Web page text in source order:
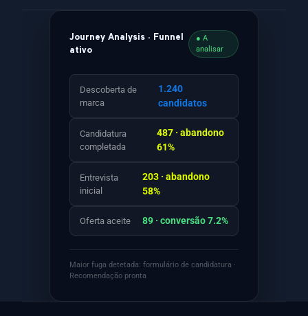
Journey Analysis · Funnel
ativo
● A
analisar
Descoberta de
marca
1.240
candidatos
Candidatura
completada
487 · abandono
61%
Entrevista
inicial
203 · abandono
58%
Oferta aceite 89 · conversão 7.2%
Maior fuga detetada: formulário de candidatura ·
Recomendação pronta